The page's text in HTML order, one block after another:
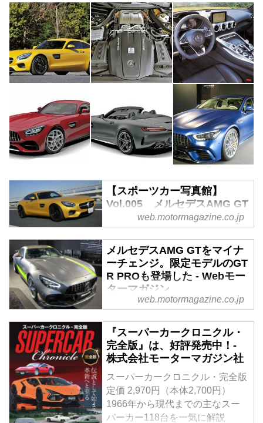
【スポーツカー写真館】
Vol.005 メルセデスAMG GT
はスーパーGTでも活躍中！ -
Webモーターマガジン
今回のスポーツカー写真館は、メ
ルセデスAMGがガルウイングの
SLS AMGに続いて送り出した完
全自社開発モデル第二弾のAMG
GTだ。レース用に進化したGT R
している。 さっさく、そのプロ
フィールを見ていこう。
web.motormagazine.co.jp
メルセデスAMG GTをマイナ
ーチェンジ。限定モデルのGT
R PROも登場した - Webモー
ターマガジン
2019年2月14日、メルセデス・ベ
ンツ日本は「メルセデスAMG
GT」をマイナーチェンジして予
約受注を開始した。ユーザーへの
デリバリーは、8月以降を予定し
ている。
web.motormagazine.co.jp
『スーパーカークロニクル・
完全版』は、好評発売中！-
株式会社モーターマガジン社
スーパーカークロニクル・完全版
定価 2,970円（本体2,700円）
1966年から現代までの主なスー
パーカー118台を一気に解説